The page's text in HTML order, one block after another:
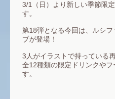
3/1（日）より新しい季節限
す。
第18弾となる今回は、ルシ
ブが登場！
3人がイラストで持っている
全12種類の限定ドリンクや
す。